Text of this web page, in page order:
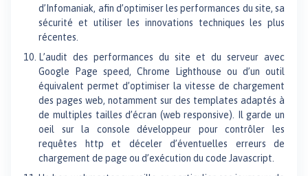
d’Infomaniak, afin d’optimiser les performances du site, sa
sécurité et utiliser les innovations techniques les plus
récentes.
L’audit des performances du site et du serveur avec
Google Page speed, Chrome Lighthouse ou d’un outil
équivalent permet d’optimiser la vitesse de chargement
des pages web, notamment sur des templates adaptés à
de multiples tailles d’écran (web responsive). Il garde un
oeil sur la console développeur pour contrôler les
requêtes http et déceler d’éventuelles erreurs de
chargement de page ou d’exécution du code Javascript.